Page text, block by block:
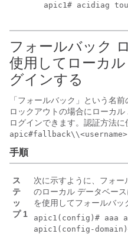
apic1# acidiag
フォールバック
使用してローカ
グインする
「フォールバック」という名
ロックアウトの場合にローカ
ログインできます。認証方法
apic#fallback\\<username>
手順
ス
テ
ッ
プ 1
次に示すように、フォ
のローカル データベー
を使用してフォールバ
apic1(config)# aaa
apic1(config-